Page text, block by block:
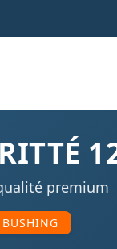
premium
BUSHING